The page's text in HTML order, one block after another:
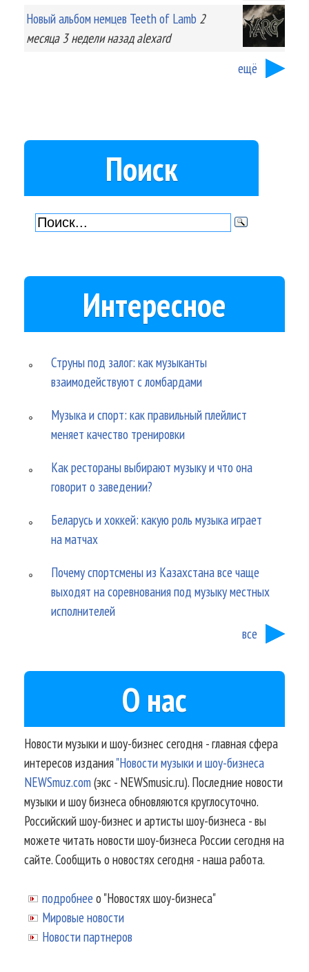
Новый альбом немцев Teeth of Lamb 2
месяца 3 неделиназад alexard
ещё
Поиск
Интересное
Струны под залог: как музыканты
взаимодействуют с ломбардами
Музыка и спорт: как правильный плейлист
меняет качество тренировки
Как рестораны выбирают музыку и что она
говорит о заведении?
Беларусь и хоккей: какую роль музыка играет
на матчах
Почему спортсмены из Казахстана все чаще
выходят на соревнования под музыку местных
исполнителей
все
О нас
Новости музыки и шоу-бизнес сегодня - главная сфера
интересов издания"Новости музыки и шоу-бизнеса
NEWSmuz.com(экс - NEWSmusic.ru). Последние новости
музыки и шоу бизнеса обновляются круглосуточно.
Российский шоу-бизнес и артисты шоу-бизнеса - вы
можете читать новости шоу-бизнеса России сегодня на
сайте. Сообщить о новостях сегодня - наша работа.
подробнее о "Новостях шоу-бизнеса"
Мировые новости
Новости партнеров